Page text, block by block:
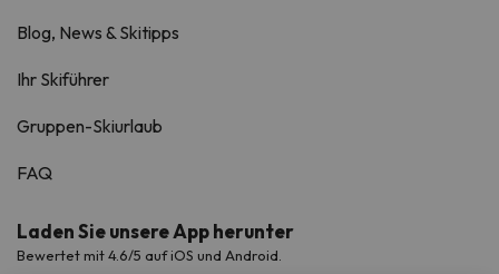
Blog, News & Skitipps
Ihr Skiführer
Gruppen-Skiurlaub
FAQ
Laden Sie unsere App herunter
Bewertet mit 4.6/5 auf iOS und Android.